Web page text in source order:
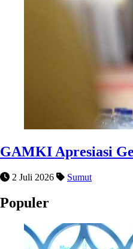
GAMKI Apresiasi
2 Juli 2026 Sumut
Populer